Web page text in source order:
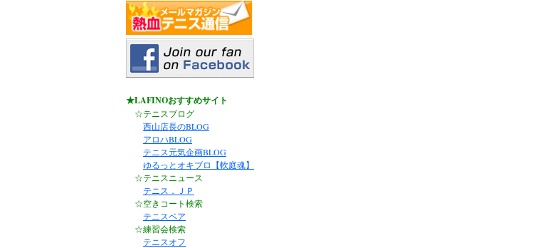
★LAFINOおすすめサイト
☆テニスブログ
西山店長のBLOG
アロハBLOG
テニス元気企画BLOG
ゆるっとオキブロ【軟庭魂】
☆テニスニュース
テニス．ＪＰ
☆空きコート検索
テニスベア
☆練習会検索
テニスオフ